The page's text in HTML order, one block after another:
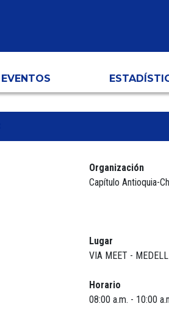
EVENTOS
Organización
Capítulo Antioquia-
Lugar
VIA MEET -
Horario
08:00 a.m. - 10:00